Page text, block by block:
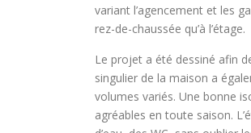
variant l’agencement et les
rez-de-chaussée qu’à l’étage.
Le projet a été dessiné afin
singulier de la maison a
volumes variés. Une bonne
agréables en toute saison.